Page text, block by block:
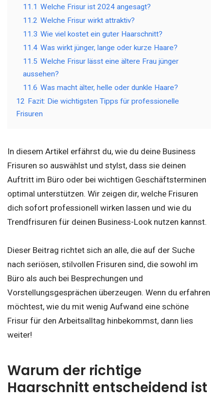
11.1 Welche Frisur ist 2024 angesagt?
11.2 Welche Frisur wirkt attraktiv?
11.3 Wie viel kostet ein guter Haarschnitt?
11.4 Was wirkt jünger, lange oder kurze Haare?
11.5 Welche Frisur lässt eine ältere Frau jünger
aussehen?
11.6 Was macht älter, helle oder dunkle Haare?
12 Fazit: Die wichtigsten Tipps für professionelle
Frisuren
In diesem Artikel erfährst du, wie du deine Business
Frisuren so auswählst und stylst, dass sie deinen
Auftritt im Büro oder bei wichtigen Geschäftsterminen
optimal unterstützen. Wir zeigen dir, welche Frisuren
dich sofort professionell wirken lassen und wie du
Trendfrisuren für deinen Business-Look nutzen kannst.
Dieser Beitrag richtet sich an alle, die auf der Suche
nach seriösen, stilvollen Frisuren sind, die sowohl im
Büro als auch bei Besprechungen und
Vorstellungsgesprächen überzeugen. Wenn du erfahren
möchtest, wie du mit wenig Aufwand eine schöne
Frisur für den Arbeitsalltag hinbekommst, dann lies
weiter!
Warum der richtige
Haarschnitt entscheidend ist